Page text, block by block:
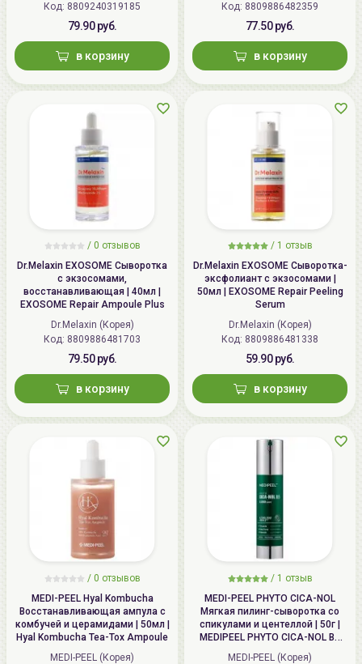
Код: 8809240319185
79.90 руб.
в корзину
Код: 8809886482359
77.50 руб.
в корзину
/ 0 отзывов
Dr.Melaxin EXOSOME Сыворотка
с экзосомами,
восстанавливающая | 40мл |
EXOSOME Repair Ampoule Plus
Dr.Melaxin (Корея)
Код: 8809886481703
79.50 руб.
в корзину
/ 1 отзыв
Dr.Melaxin EXOSOME Сыворотка-
эксфолиант с экзосомами |
50мл | EXOSOME Repair Peeling
Serum
Dr.Melaxin (Корея)
Код: 8809886481338
59.90 руб.
в корзину
/ 0 отзывов
MEDI-PEEL Hyal Kombucha
Восстанавливающая ампула с
комбучей и церамидами | 50мл |
Hyal Kombucha Tea-Tox Ampoule
MEDI-PEEL (Корея)
/ 1 отзыв
MEDI-PEEL PHYTO CICA-NOL
Мягкая пилинг-сыворотка со
спикулами и центеллой | 50г |
MEDIPEEL PHYTO CICA-NOL B5
3000 Shot Serum
MEDI-PEEL (Корея)